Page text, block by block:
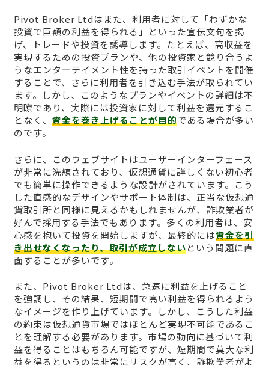
Pivot Broker Ltdはまた、利用者に対して「わずかな
投資で巨額の利益を得られる」といった宣伝文句を掲
げ、トレードや投資を誘導します。たとえば、高収益を
実現するための投資プランや、他の投資家と競り合うよ
うなエンターテイメント性を持った取引イベントを開催
することで、さらに利用者を引き込む手法が取られてい
ます。しかし、このようなプランやイベントの詳細は不
明瞭であり、実際には投資家に対して利益を還元するこ
となく、 資金を巻き上げることが目的である場合が多い
のです。
さらに、このウェブサイトはユーザーインターフェース
が非常に洗練されており、仮想通貨に詳しくない初心者
でも簡単に操作できるような設計がされています。こう
した直感的なデザインやサポート体制は、正当な仮想通
貨取引所と同様に見えるかもしれませんが、詐欺業者が
好んで採用する手法でもあります。多くの利用者は、安
心感を抱いて投資を開始しますが、最終的には資金を引
き出せなくなったり、取引が成立しないという問題に直
面することが多いです。
また、Pivot Broker Ltdは、急速に利益を上げること
を強調し、その結果、短期間で高い利益を得られるよう
なイメージを作り上げています。しかし、こうした利益
の約束は仮想通貨市場ではほとんど実現不可能であるこ
とを理解する必要があります。市場の動向に基づいて利
益を得ることはもちろん可能ですが、短期間で莫大な利
益を得るというのは非常にリスクが高く、詐欺業者がよ